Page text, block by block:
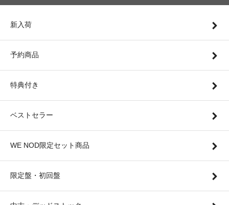
新入荷
予約商品
特典付き
ベストセラー
WE NOD限定セット商品
限定盤・初回盤